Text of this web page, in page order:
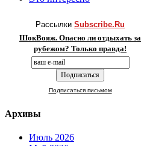
Рассылки Subscribe.Ru
ШокВояж. Опасно ли отдыхать за
рубежом? Только правда!
Подписаться письмом
Архивы
Июль 2026